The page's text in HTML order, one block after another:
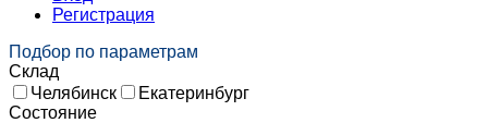
Регистрация
Подбор по параметрам
Склад
Челябинск
Екатеринбург
Состояние